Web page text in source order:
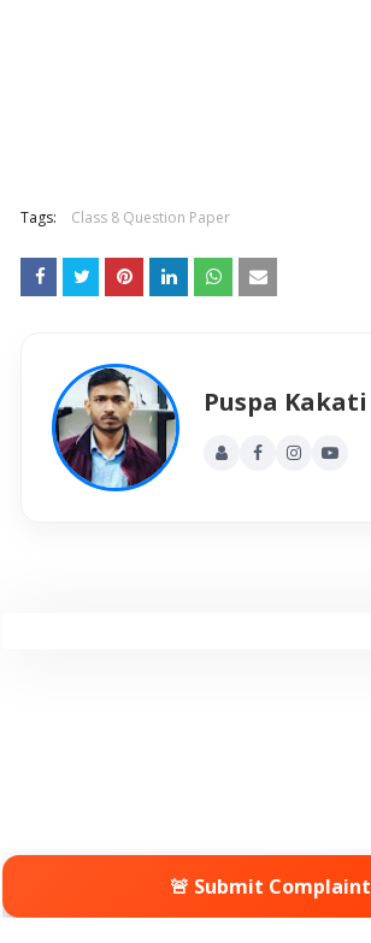
Tags: Class 8 Question Paper
Puspa Kakati
🚨 Submit Complaint